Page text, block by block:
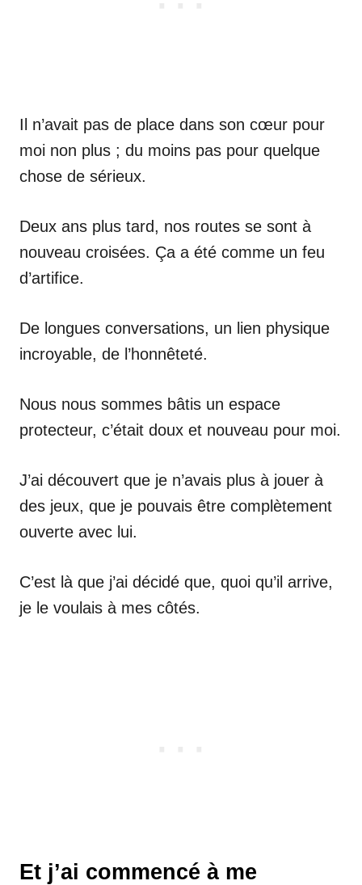
Il n’avait pas de place dans son cœur pour
moi non plus ; du moins pas pour quelque
chose de sérieux.
Deux ans plus tard, nos routes se sont à
nouveau croisées. Ça a été comme un feu
d’artifice.
De longues conversations, un lien physique
incroyable, de l’honnêteté.
Nous nous sommes bâtis un espace
protecteur, c’était doux et nouveau pour moi.
J’ai découvert que je n’avais plus à jouer à
des jeux, que je pouvais être complètement
ouverte avec lui.
C’est là que j’ai décidé que, quoi qu’il arrive,
je le voulais à mes côtés.
Et j’ai commencé à me